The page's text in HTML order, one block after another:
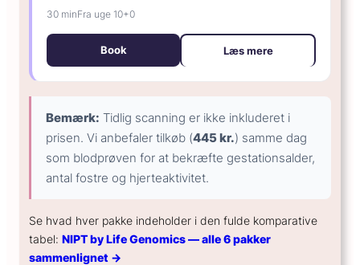
30 minFra uge 10+0
Book Læs mere
Bemærk: Tidlig scanning er ikke inkluderet i
prisen. Vi anbefaler tilkøb (445 kr.) samme dag
som blodprøven for at bekræfte gestationsalder,
antal fostre og hjerteaktivitet.
Se hvad hver pakke indeholder i den fulde komparative
tabel: NIPT by Life Genomics — alle 6 pakker
sammenlignet →